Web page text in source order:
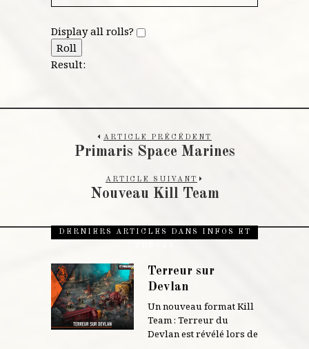
Display all rolls?
Roll
Result:
ARTICLE PRÉCÉDENT
Primaris Space Marines
ARTICLE SUIVANT
Nouveau Kill Team
DERNIERS ARTICLES DANS INFOS ET
Terreur sur
Devlan
Un nouveau format Kill
Team : Terreur du
Devlan est révélé lors de